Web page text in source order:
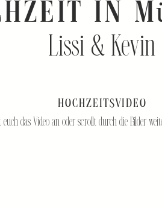
in
Lissi & Kevin
Hochzeitsvideo
euch das Video an oder scrollt durch die Bilder